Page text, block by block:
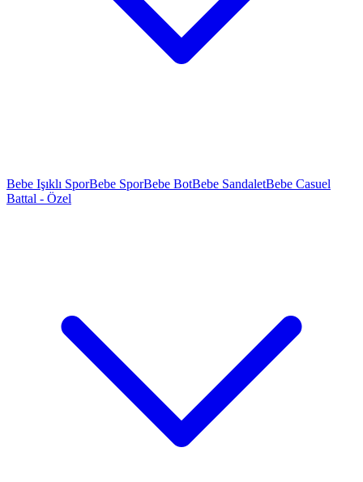
Bebe Işıklı SporBebe SporBebe BotBebe SandaletBebe Casuel
Battal - Özel